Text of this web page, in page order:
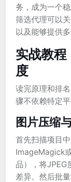
务，成为一个
筛选代理可以
以及能够提供
实战教程
度
读完原理和排
骤不依赖特定
图片压缩
首先扫描项目
ImageMagick
品），将JPEG
差异。然后批